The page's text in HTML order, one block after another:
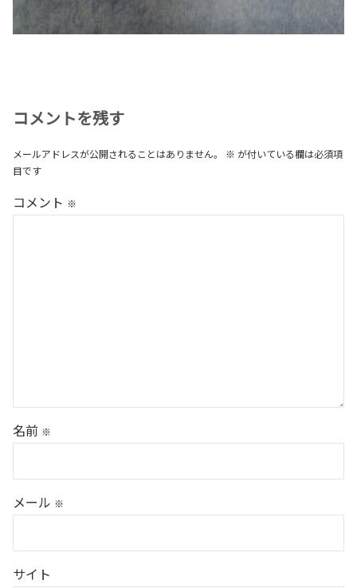
コメントを残す
メールアドレスが公開されることはありません。 ※ が付いている欄は必須項
目です
コメント ※
名前 ※
メール ※
サイト